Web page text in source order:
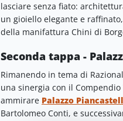
lasciare senza fiato:
un gioiello elegante e
della manifattura Chini di
Seconda tappa -
Rimanendo in tema di
una sinergia con il
ammirare Palazzo
Bartolomeo Conti, e